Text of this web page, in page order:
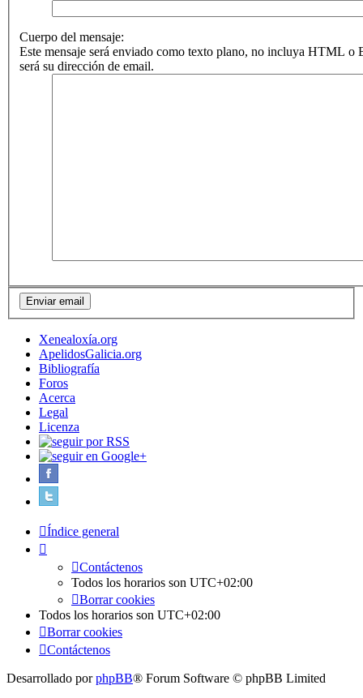
Cuerpo del mensaje:
Este mensaje será enviado como texto plano, no incluya HTML o
será su dirección de email.
Xenealoxía.org
ApelidosGalicia.org
Bibliografía
Foros
Acerca
Legal
Licenza
Índice general
Contáctenos
Todos los horarios son UTC+02:00
Borrar cookies
Todos los horarios son UTC+02:00
Borrar cookies
Contáctenos
Desarrollado porphpBB® Forum Software © phpBB Limited